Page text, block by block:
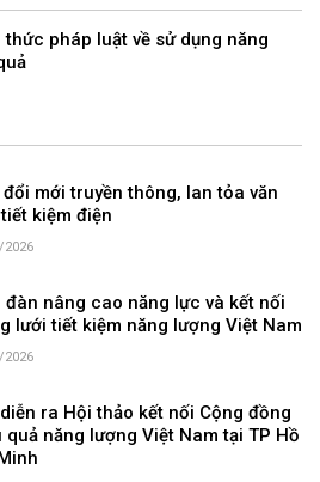
thức pháp luật về sử dụng năng
đổi mới truyền thông, lan tỏa văn
kiệm điện
2026
đàn nâng cao năng lực và kết nối
lưới tiết kiệm năng lượng Việt Nam
2026
ra Hội thảo kết nối Cộng đồng
quả năng lượng Việt Nam tại TP Hồ